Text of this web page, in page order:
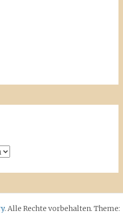
. Alle Rechte vorbehalten. Theme: